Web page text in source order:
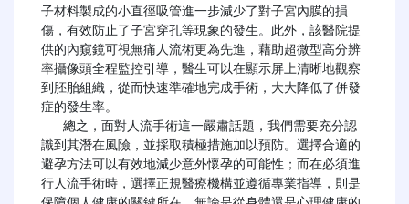
子材料製成的小直徑吸管進一步減少了對子宮內膜的損
傷，有效防止了子宮穿孔等現象的發生。此外，該醫院提
供的內窺鏡可視無痛人流術更為先進，藉助超微型高分辨
率攝像頭全程監控引導，醫生可以在顯示屏上清晰地觀察
到胚胎組織，從而快速準確地完成手術，大大降低了併發
症的發生率。
識到其潛在風險，並採取積極措施加以預防。選擇合適的
避孕方法可以有效地減少意外懷孕的可能性；而在必須進
行人流手術時，選擇正規醫療機構並遵循專業指導，則是